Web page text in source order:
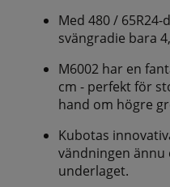
Med 480 /
svängradie bara
M6002 har en
cm - perfekt för
hand om högre
Kubotas
vändningen ännu
underlaget.